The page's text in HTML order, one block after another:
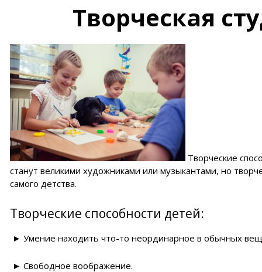
Творческая
Творческие
станут великими художниками или музыкантами, но
самого детства.
Творческие способности детей:
► Умение находить что-то неординарное в обычных
► Свободное воображение.